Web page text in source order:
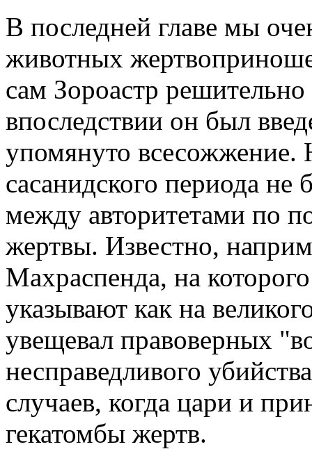
В последней главе мы
животных
сам Зороастр
впоследствии он был
упомянуто всесожжение.
сасанидского периода не
между авторитетами по
жертвы. Известно,
Махраспенда, на
указывают как на
увещевал правоверных
несправедливого
случаев, когда цари и
гекатомбы жертв.